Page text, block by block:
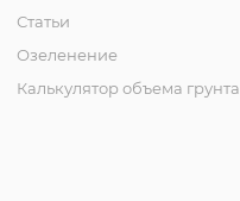
Статьи
Озеленение
Калькулятор объема грунта